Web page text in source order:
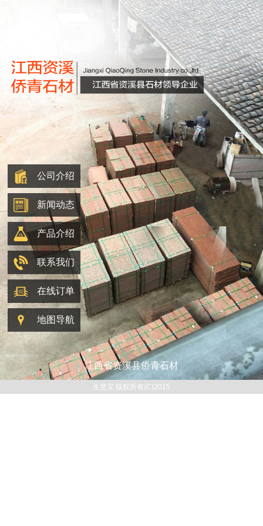
公司介绍
新闻动态
产品介绍
联系我们
在线订单
地图导航
江西省资溪县侨青石材
生意宝 版权所有(C)2015